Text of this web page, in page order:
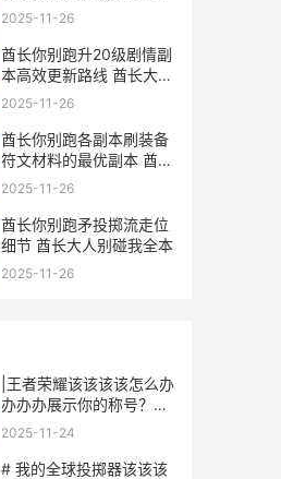
阅读
2025-11-26
酋长你别跑升20级剧情副
本高效更新路线 酋长大人
别碰我全本
2025-11-26
酋长你别跑各副本刷装备
符文材料的最优副本 酋长
别打脸txt
2025-11-26
酋长你别跑矛投掷流走位
细节 酋长大人别碰我全本
2025-11-26
|王者荣耀该该该该怎么办
办办办展示你的称号？游
戏称号显示全攻略|
2025-11-24
# 我的全球投掷器该该该